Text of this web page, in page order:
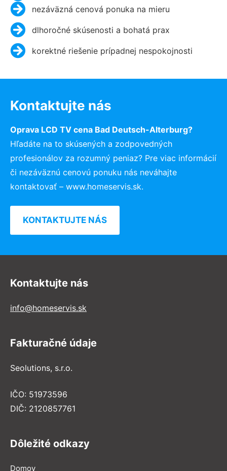
nezáväzná cenová ponuka na mieru
dlhoročné skúsenosti a bohatá prax
korektné riešenie prípadnej nespokojnosti
Kontaktujte nás
Oprava LCD TV cena Bad Deutsch-Alterburg?
Hľadáte na to skúsených a zodpovedných
profesionálov za rozumný peniaz? Pre viac informácií
či nezáväznú cenovú ponuku nás neváhajte
kontaktovať – www.homeservis.sk.
KONTAKTUJTE NÁS
Kontaktujte nás
info@homeservis.sk
Fakturačné údaje
Seolutions, s.r.o.
IČO: 51973596
DIČ: 2120857761
Dôležité odkazy
Domov